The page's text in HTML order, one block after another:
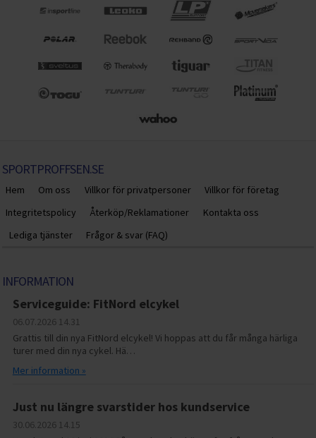
SPORTPROFFSEN.SE
Hem Om oss Villkor för privatpersoner
Villkor för företag
Integritetspolicy
Återköp/Reklamationer
Kontakta oss
Lediga tjänster
Frågor & svar (FAQ)
INFORMATION
Serviceguide: FitNord elcykel
06.07.2026 14.31
Grattis till din nya FitNord elcykel! Vi hoppas att du får många härliga
turer med din nya cykel. Hä…
Mer information »
Just nu längre svarstider hos kundservice
30.06.2026 14.15